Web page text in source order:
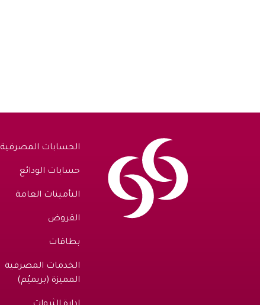
الحسابات المصرفية
حسابات الودائع
التأمينات العامة
القروض
بطاقات
الخدمات المصرفية
المميزة (بريميُم)